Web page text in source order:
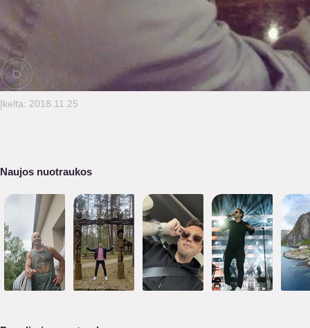
Įkelta: 2018.11.25
Naujos nuotraukos